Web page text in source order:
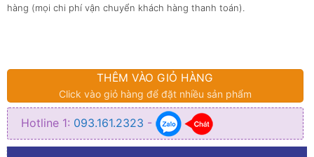
hàng (mọi chi phí vận chuyển khách hàng thanh toán).
THÊM VÀO GIỎ HÀNG
Click vào giỏ hàng để đặt nhiều sản phẩm
Hotline 1: 093.161.2323 -